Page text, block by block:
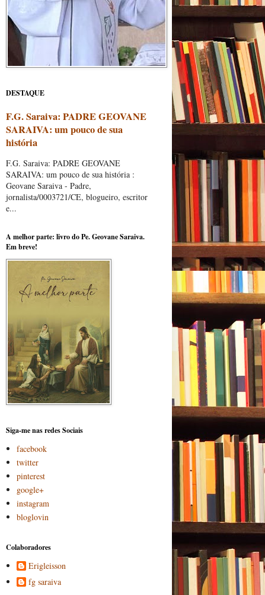
DESTAQUE
F.G. Saraiva: PADRE GEOVANE
SARAIVA: um pouco de sua
história
F.G. Saraiva: PADRE GEOVANE
SARAIVA: um pouco de sua história :
Geovane Saraiva - Padre,
jornalista/0003721/CE, blogueiro, escritor
e...
A melhor parte: livro do Pe. Geovane Saraiva.
Em breve!
Siga-me nas redes Sociais
facebook
twitter
pinterest
google+
instagram
bloglovin
Colaboradores
Erigleisson
fg saraiva